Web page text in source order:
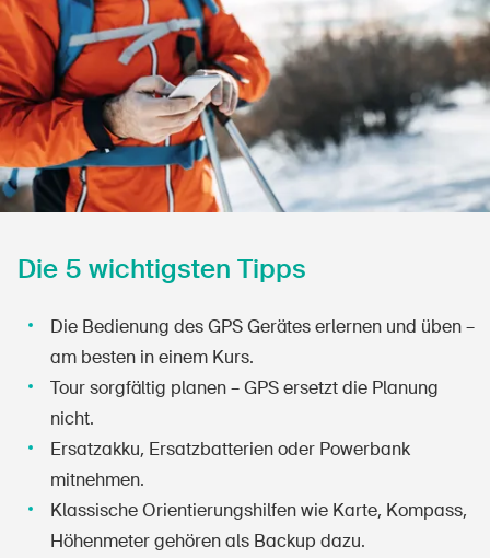
Sicherheitsdelegierte & Gemeinden
Kontakt & Beratung
Die 5 wichtigsten Tipps
Die Bedienung des GPS Gerätes erlernen und üben –
am besten in einem Kurs.
Tour sorgfältig planen – GPS ersetzt die Planung
nicht.
Ersatzakku, Ersatzbatterien oder Powerbank
mitnehmen.
Klassische Orientierungshilfen wie Karte, Kompass,
Höhenmeter gehören als Backup dazu.